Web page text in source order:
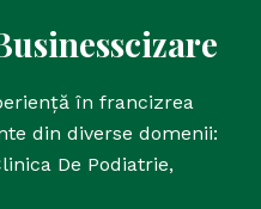
în francizrea
din diverse domenii:
De Podiatrie,